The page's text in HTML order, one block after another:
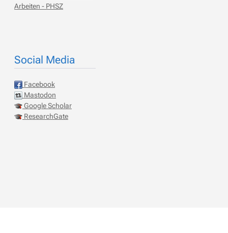
Arbeiten - PHSZ
Social Media
Facebook
Mastodon
Google Scholar
ResearchGate